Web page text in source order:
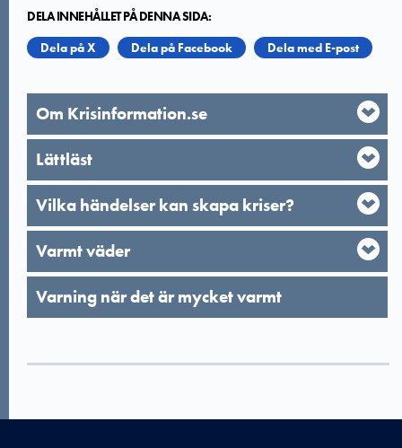
DELA INNEHÅLLET PÅ DENNA SIDA:
Dela på X
Dela på Facebook Dela med E-post
Om Krisinformation.se
Lättläst
Vilka händelser kan skapa kriser?
Varmt väder
Varning när det är mycket varmt